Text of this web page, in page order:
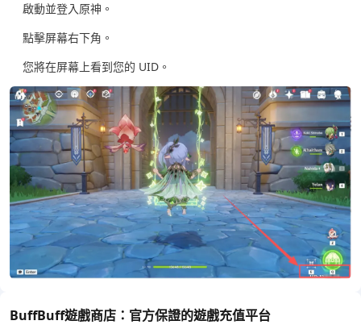
啟動並登入原神。
點擊屏幕右下角。
您將在屏幕上看到您的 UID。
BuffBuff遊戲商店：官方保證的遊戲充值平台